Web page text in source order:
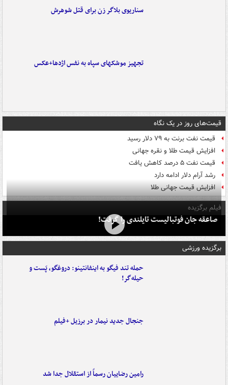
سناریوی بلاگر زن برای قتل شوهرش
تجهیز موشکهای سپاه به نفس اژدها+عکس
قیمت‌های روز در یک نگاه
قیمت نفت برنت به ۷۹ دلار رسید
افزایش قیمت طلا و نقره جهانی
قیمت نفت ۵ درصد کاهش یافت
رشد آرام دلار ادامه دارد
افزایش قیمت جهانی طلا
فیلم برگزیده
صاعقه جان فوتبالیست تایلندی را گرفت!
برگزیده ورزشی
حمله تند فیگو به اینفانتینو: دروغگو، پَست‌ و
حیله‌گر!
جنجال جدید نیمار در برزیل +فیلم
رامین رضاییان رسماً از استقلال جدا شد